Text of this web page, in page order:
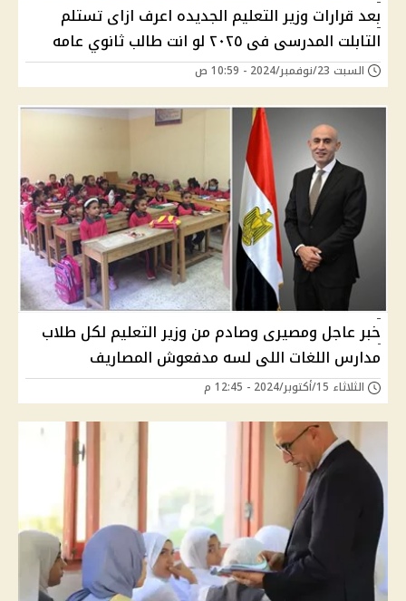
بعد قرارات وزير التعليم الجديده اعرف ازاى تستلم
التابلت المدرسى فى ٢٠٢٥ لو انت طالب ثانوي عامه
السبت 23/نوفمبر/2024 - 10:59 ص
خبر عاجل ومصيرى وصادم من وزير التعليم لكل طلاب
مدارس اللغات اللى لسه مدفعوش المصاريف
الثلاثاء 15/أكتوبر/2024 - 12:45 م